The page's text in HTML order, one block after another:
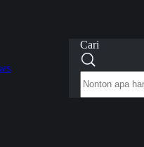
Cari